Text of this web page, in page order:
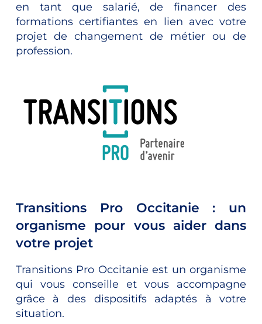
en tant que salarié, de financer des
formations certifiantes en lien avec votre
projet de changement de métier ou de
profession.
Transitions Pro Occitanie : un
organisme pour vous aider dans
votre projet
Transitions Pro Occitanie est un organisme
qui vous conseille et vous accompagne
grâce à des dispositifs adaptés à votre
situation.